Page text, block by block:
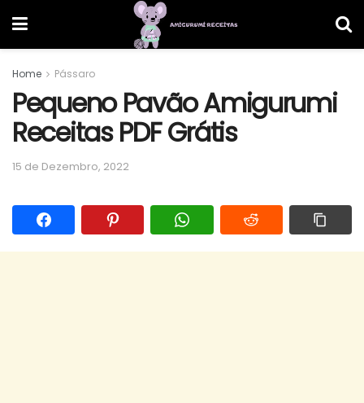
Home Pássaro
Pequeno Pavão Amigurumi
Receitas PDF Grátis
15 de Dezembro, 2022